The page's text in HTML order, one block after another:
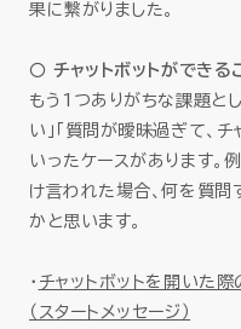
果に繋がりました。
○ チャットボットができる
もう1つありがちな課題と
い」「質問が曖昧過ぎて、
いったケースがあります。
け言われた場合、何を質問
かと思います。
・ チャットボットを開いた際
（スタートメッセージ）